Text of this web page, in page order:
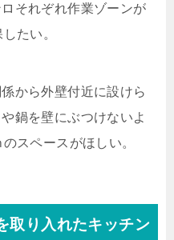
それぞれ作業ゾーンが
たい。
から外壁付近に設けら
鍋を壁にぶつけないよ
スペースがほしい。
取り入れたキッチン